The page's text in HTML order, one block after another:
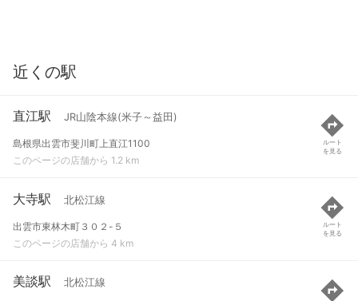
近くの駅
直江駅 JR山陰本線(米子～益田)
島根県出雲市斐川町上直江1100
このページの店舗から 1.2 km
ルート
を見る
大寺駅 北松江線
出雲市東林木町３０２-５
このページの店舗から 4 km
ルート
を見る
美談駅 北松江線